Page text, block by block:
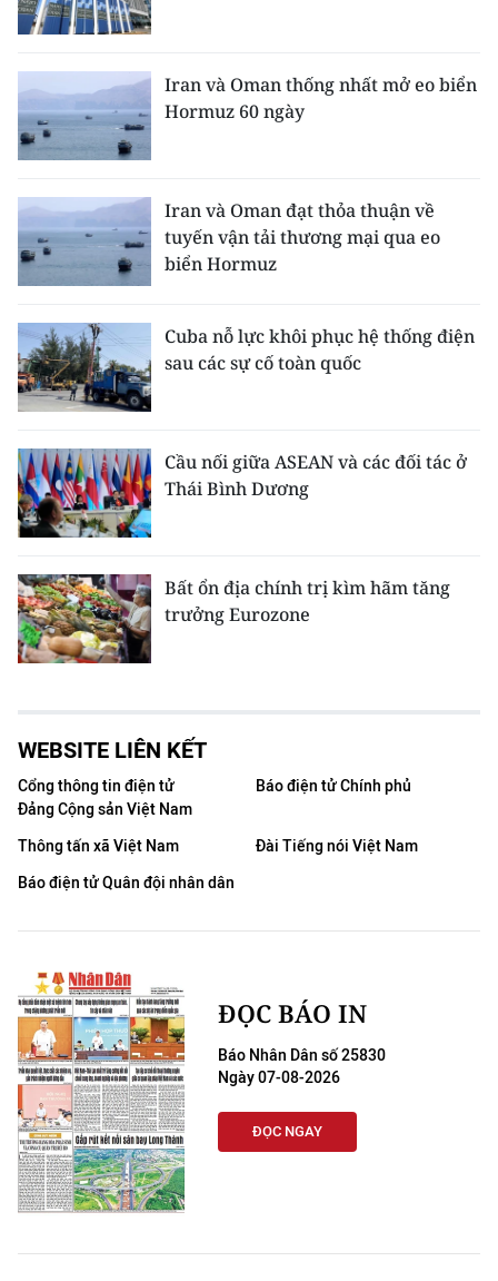
Iran và Oman thống nhất mở eo biển
Hormuz 60 ngày
Iran và Oman đạt thỏa thuận về
tuyến vận tải thương mại qua eo
biển Hormuz
Cuba nỗ lực khôi phục hệ thống điện
sau các sự cố toàn quốc
Cầu nối giữa ASEAN và các đối tác ở
Thái Bình Dương
Bất ổn địa chính trị kìm hãm tăng
trưởng Eurozone
WEBSITE LIÊN KẾT
Cổng thông tin điện tử
Đảng Cộng sản Việt Nam
Báo điện tử Chính phủ
Thông tấn xã Việt Nam
Đài Tiếng nói Việt Nam
Báo điện tử Quân đội nhân dân
ĐỌC BÁO IN
Báo Nhân Dân số 25830
Ngày 07-08-2026
ĐỌC NGAY